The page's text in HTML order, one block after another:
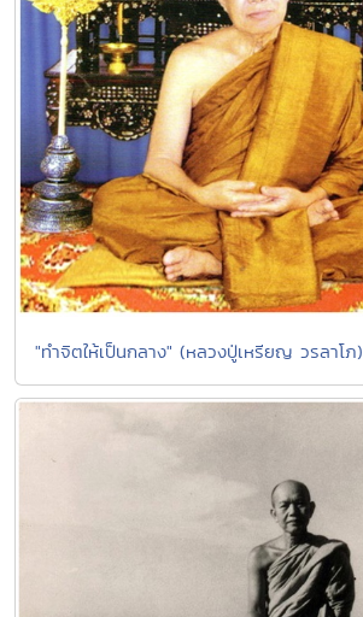
"ทำจิตให้เป็นกลาง" (หลวงปู่เหรียญ วรลาโภ)